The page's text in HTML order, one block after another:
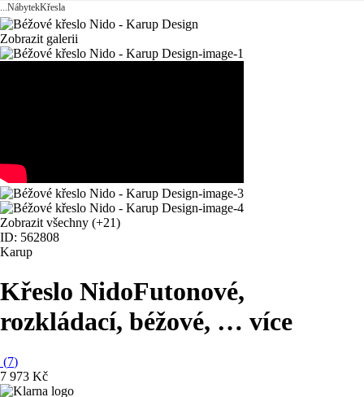
...NábytekKřesla
Zobrazit galerii
Zobrazit všechny (+21)
ID: 562808
Karup
Křeslo NidoFutonové,
rozkládací, béžové, … více
(7)
7 973 Kč